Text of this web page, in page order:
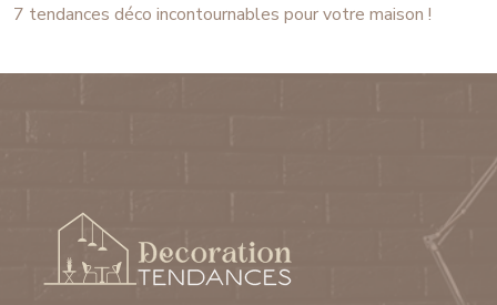
7 tendances déco incontournables pour votre maison !